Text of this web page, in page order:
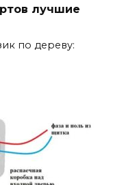
лучшие
по дереву: